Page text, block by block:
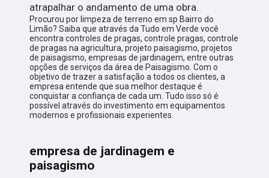
atrapalhar o andamento de uma obra.
Procurou por limpeza de terreno em sp Bairro do
Limão? Saiba que através da Tudo em Verde você
encontra controles de pragas, controle pragas, controle
de pragas na agricultura, projeto paisagismo, projetos
de paisagismo, empresas de jardinagem, entre outras
opções de serviços da área de Paisagismo. Com o
objetivo de trazer a satisfação a todos os clientes, a
empresa entende que sua melhor destaque é
conquistar a confiança de cada um. Tudo isso só é
possível através do investimento em equipamentos
modernos e profissionais experientes.
empresa de jardinagem e
paisagismo